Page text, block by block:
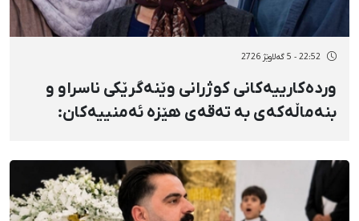
22:52 - 5 گەلاوێژ 2726
وردەکارییەکانی کوژرانی وێنەگرێکی ناسراو و
بنەماڵەکەی بە تەقەی هێزە ئەمنییەکان:
تەوەکولی